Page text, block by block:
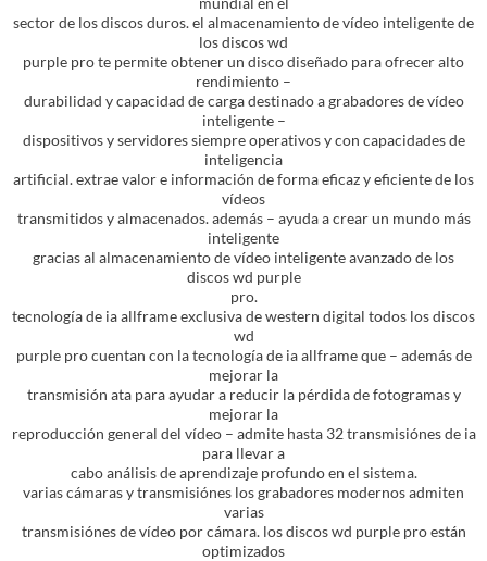
sector de los discos duros. el almacenamiento de vídeo inteligente de
los discos wd
purple pro te permite obtener un disco diseñado para ofrecer alto
rendimiento –
durabilidad y capacidad de carga destinado a grabadores de vídeo
inteligente –
dispositivos y servidores siempre operativos y con capacidades de
inteligencia
artificial. extrae valor e información de forma eficaz y eficiente de los
vídeos
transmitidos y almacenados. además – ayuda a crear un mundo más
inteligente
gracias al almacenamiento de vídeo inteligente avanzado de los
discos wd purple
pro.
tecnología de ia allframe exclusiva de western digital todos los discos
wd
purple pro cuentan con la tecnología de ia allframe que – además de
mejorar la
transmisión ata para ayudar a reducir la pérdida de fotogramas y
mejorar la
reproducción general del vídeo – admite hasta 32 transmisiónes de ia
para llevar a
cabo análisis de aprendizaje profundo en el sistema.
varias cámaras y transmisiónes los grabadores modernos admiten
varias
transmisiónes de vídeo por cámara. los discos wd purple pro están
optimizados